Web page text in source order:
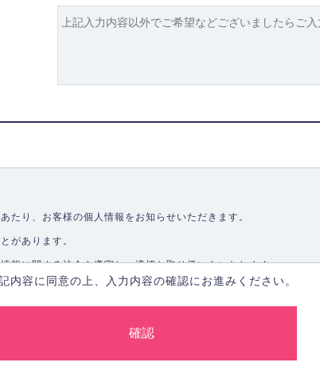
たり、お客様の個人情報をお知らせいただきます。
があります。
報に関する法令を遵守し、適切な取り扱いをいたします。
く、適正に個人情報を取得いたします。
記内容に同意の上、入力内容の確認にお進みください。